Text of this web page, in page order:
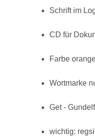
Schrift im
CD für
Farbe
Wortmarke
Get -
wichtig: